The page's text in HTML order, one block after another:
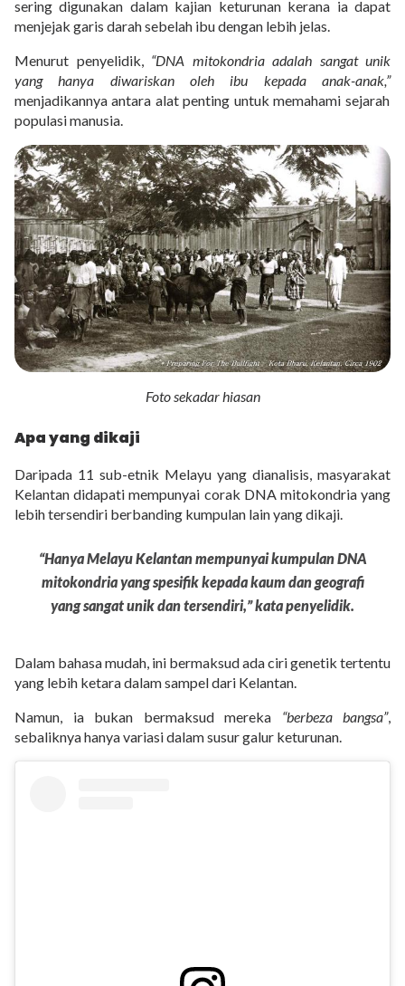
sering digunakan dalam kajian keturunan kerana ia dapat
menjejak garis darah sebelah ibu dengan lebih jelas.
Menurut penyelidik, “DNA mitokondria adalah sangat unik
yang hanya diwariskan oleh ibu kepada anak-anak,”
menjadikannya antara alat penting untuk memahami sejarah
populasi manusia.
Foto sekadar hiasan
Apa yang dikaji
Daripada 11 sub-etnik Melayu yang dianalisis, masyarakat
Kelantan didapati mempunyai corak DNA mitokondria yang
lebih tersendiri berbanding kumpulan lain yang dikaji.
“Hanya Melayu Kelantan mempunyai kumpulan DNA
mitokondria yang spesifik kepada kaum dan geografi
yang sangat unik dan tersendiri,” kata penyelidik.
Dalam bahasa mudah, ini bermaksud ada ciri genetik tertentu
yang lebih ketara dalam sampel dari Kelantan.
Namun, ia bukan bermaksud mereka “berbeza bangsa”,
sebaliknya hanya variasi dalam susur galur keturunan.